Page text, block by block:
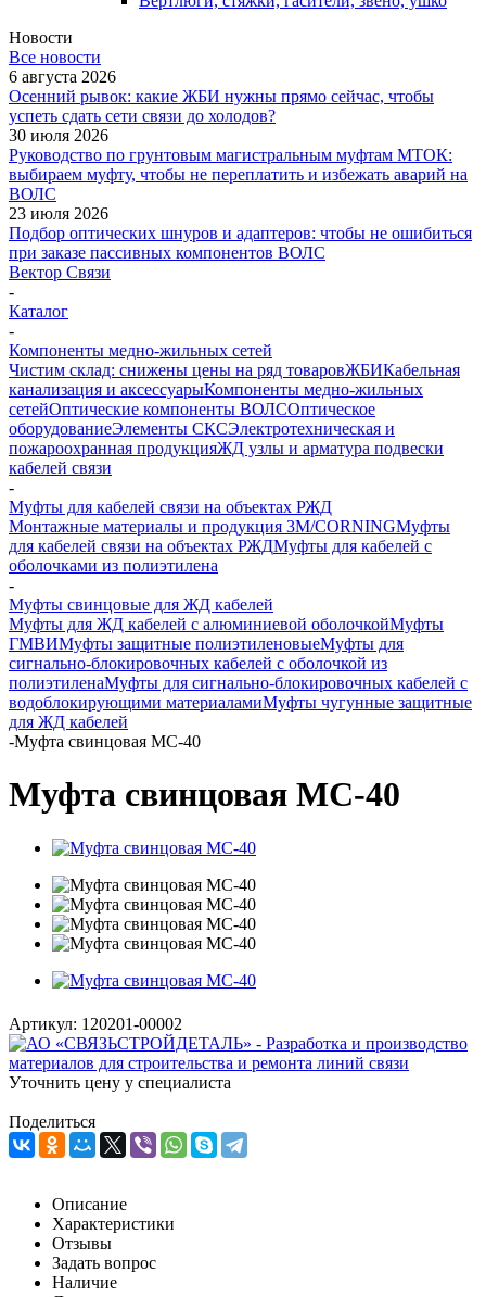
Новости
Все новости
6 августа 2026
Осенний рывок: какие ЖБИ нужны прямо сейчас, чтобы
успеть сдать сети связи до холодов?
30 июля 2026
Руководство по грунтовым магистральным муфтам МТОК:
выбираем муфту, чтобы не переплатить и избежать аварий на
ВОЛС
23 июля 2026
Подбор оптических шнуров и адаптеров: чтобы не ошибиться
при заказе пассивных компонентов ВОЛС
Вектор Связи
-
Каталог
-
Компоненты медно-жильных сетей
Чистим склад: снижены цены на ряд товаровЖБИКабельная
канализация и аксессуарыКомпоненты медно-жильных
сетейОптические компоненты ВОЛСОптическое
оборудованиеЭлементы СКСЭлектротехническая и
пожароохранная продукцияЖД узлы и арматура подвески
кабелей связи
-
Муфты для кабелей связи на объектах РЖД
Монтажные материалы и продукция 3M/CORNINGМуфты
для кабелей связи на объектах РЖДМуфты для кабелей с
оболочками из полиэтилена
-
Муфты свинцовые для ЖД кабелей
Муфты для ЖД кабелей с алюминиевой оболочкойМуфты
ГМВИМуфты защитные полиэтиленовыеМуфты для
сигнально-блокировочных кабелей с оболочкой из
полиэтиленаМуфты для сигнально-блокировочных кабелей с
водоблокирующими материаламиМуфты чугунные защитные
для ЖД кабелей
-Муфта свинцовая МС-40
Муфта свинцовая МС-40
Артикул: 120201-00002
Уточнить цену у специалиста
Поделиться
Описание
Характеристики
Отзывы
Задать вопрос
Наличие